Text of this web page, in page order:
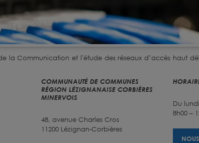
la Communication et l'étude des réseaux d’accès haut
COMMUNAUTÉ DE COMMUNES
RÉGION LÉZIGNANAISE CORBIÈRES
MINERVOIS
48, avenue Charles Cros
11200 Lézignan-Corbières
Du
8h00 –